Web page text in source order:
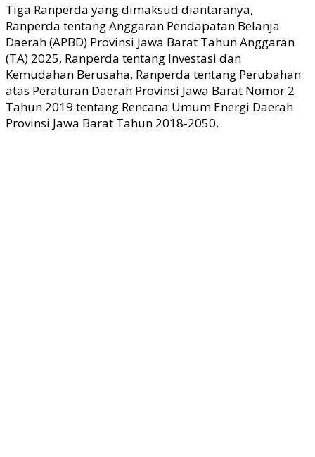
Tiga Ranperda yang dimaksud diantaranya,
Ranperda tentang Anggaran Pendapatan Belanja
Daerah (APBD) Provinsi Jawa Barat Tahun Anggaran
(TA) 2025, Ranperda tentang Investasi dan
Kemudahan Berusaha, Ranperda tentang Perubahan
atas Peraturan Daerah Provinsi Jawa Barat Nomor 2
Tahun 2019 tentang Rencana Umum Energi Daerah
Provinsi Jawa Barat Tahun 2018-2050.